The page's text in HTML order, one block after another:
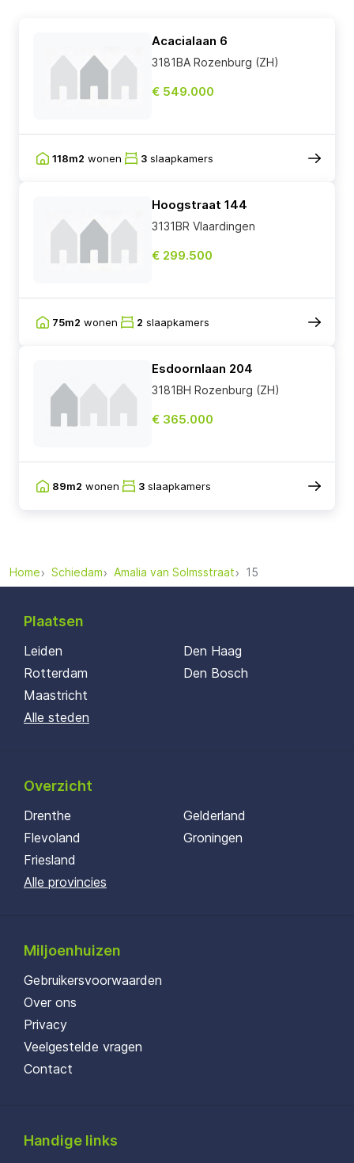
Acacialaan 6
3181BA Rozenburg (ZH)
€ 549.000
118m2 wonen 3 slaapkamers
Hoogstraat 144
3131BR Vlaardingen
€ 299.500
75m2 wonen 2 slaapkamers
Esdoornlaan 204
3181BH Rozenburg (ZH)
€ 365.000
89m2 wonen 3 slaapkamers
Home Schiedam Amalia van Solmsstraat 15
Plaatsen
Leiden
Rotterdam
Maastricht
Den Haag
Den Bosch
Alle steden
Overzicht
Drenthe
Flevoland
Friesland
Gelderland
Groningen
Alle provincies
Miljoenhuizen
Gebruikersvoorwaarden
Over ons
Privacy
Veelgestelde vragen
Contact
Handige links